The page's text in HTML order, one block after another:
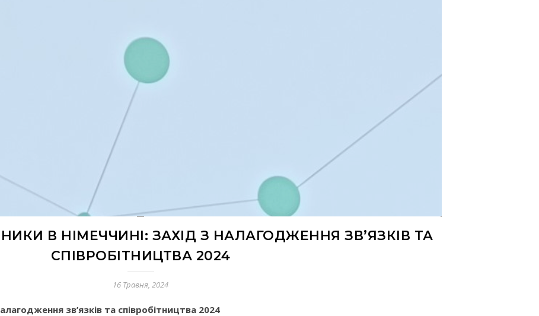
В НІМЕЧЧИНІ: ЗАХІД З НАЛАГОДЖЕННЯ ЗВ’ЯЗКІВ ТА
СПІВРОБІТНИЦТВА 2024
16 Травня, 2024
зв’язків та співробітництва 2024